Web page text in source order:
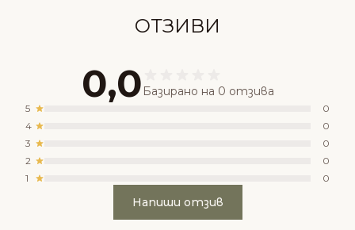
ОТЗИВИ
0,0 Базирано на 0 отзива
5
0
4
0
3
0
2
0
1
0
Напиши отзив